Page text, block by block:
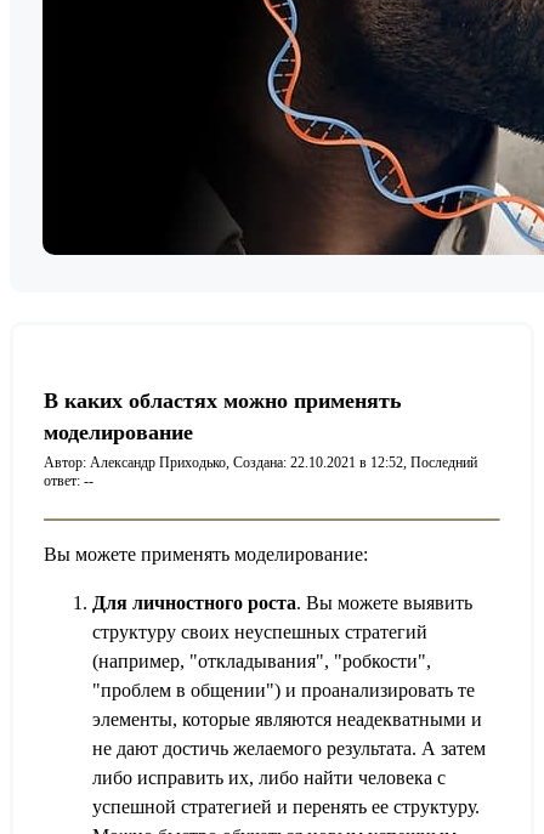
В каких областях можно применять
моделирование
Автор: Александр Приходько, Создана: 22.10.2021 в 12:52, Последний
ответ: --
Вы можете применять моделирование:
Для личностного роста. Вы можете выявить
структуру своих неуспешных стратегий
(например, "откладывания", "робкости",
"проблем в общении") и проанализировать те
элементы, которые являются неадекватными и
не дают достичь желаемого результата. А затем
либо исправить их, либо найти человека с
успешной стратегией и перенять ее структуру.